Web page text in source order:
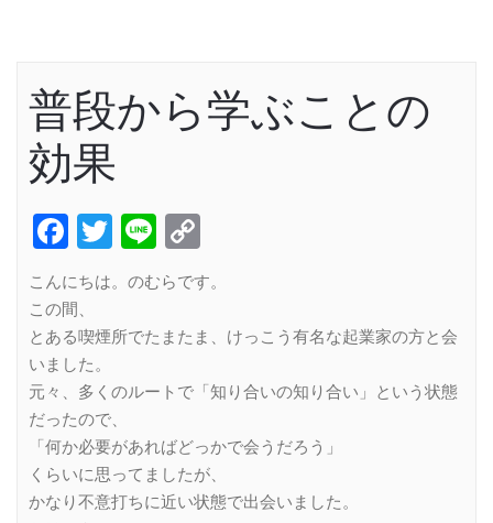
普段から学ぶことの
効果
Facebook
Twitter
Line
Link
こんにちは。のむらです。
この間、
とある喫煙所でたまたま、けっこう有名な起業家の方と会
いました。
元々、多くのルートで「知り合いの知り合い」という状態
だったので、
「何か必要があればどっかで会うだろう」
くらいに思ってましたが、
かなり不意打ちに近い状態で出会いました。